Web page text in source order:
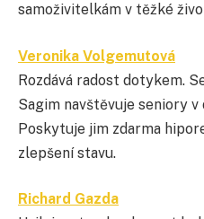
samoživitelkám v těžké
Veronika Volgemutová
Rozdává radost dotykem.
Sagim navštěvuje seniory
Poskytuje jim zdarma
zlepšení stavu.
Richard Gazda